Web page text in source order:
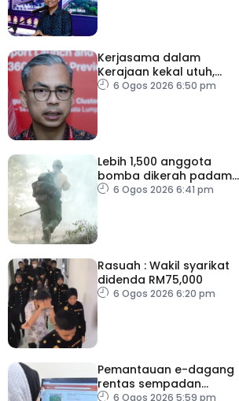
Kerjasama dalam
Kerajaan kekal utuh,
stabil6 Ogos 2026 6:50 pm
Lebih 1,500 anggota
bomba dikerah padam
kebakaran di Washington
6 Ogos 2026 6:41 pm
Rasuah : Wakil syarikat
didenda RM75,000
6 Ogos 2026 6:20 pm
Pemantauan e-dagang
rentas sempadan
diperketat, pastikan
6 Ogos 2026 5:59 pm